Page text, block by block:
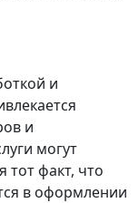
и
и
могут
тот факт, что
в оформлении